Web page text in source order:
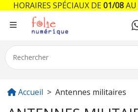
Accueil Antennes militaires
HORAIRES SPÉCIAUX DE01/08AU